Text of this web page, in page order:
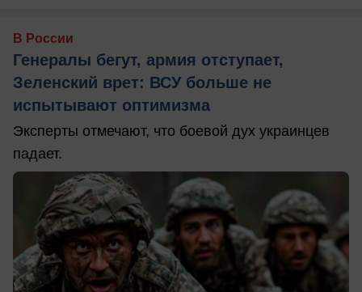
В России
Генералы бегут, армия отступает,
Зеленский врет: ВСУ больше не
испытывают оптимизма
Эксперты отмечают, что боевой дух украинцев
падает.